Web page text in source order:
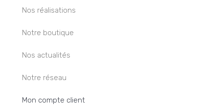
Nos réalisations
Notre boutique
Nos actualités
Notre réseau
Mon compte client